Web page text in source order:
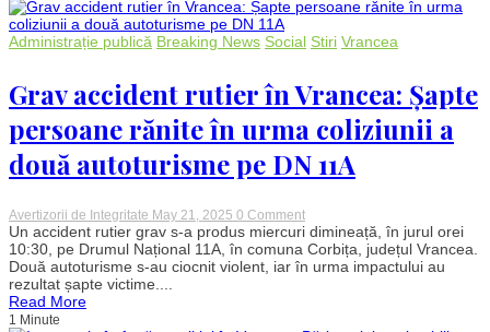
80
ani
de
vie
propria
casă
din
cauza
țigări
aprinse
Administrație publică Breaking News Social Stiri Vrancea
Grav accident rutier în Vrancea: Șapte
persoane rănite în urma coliziunii a
două autoturisme pe DN 11A
Avertizorii de Integritate May 21, 2025 0 Commenton
Grav
accident
în
Un accident rutier grav s-a produs miercuri dimineață, în jurul orei
10:30, pe Drumul Național 11A, în comuna Corbița, județul Vrancea.
Două autoturisme s-au ciocnit violent, iar în urma impactului au
rezultat șapte victime....
Read More
1 Minute